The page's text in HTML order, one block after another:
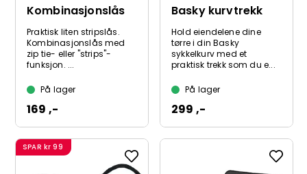
Kombinasjonslås
Praktisk liten stripslås.
Kombinasjonslås med
zip tie- eller "strips"-
funksjon. ...
På lager
169 ,-
Basky kurvtrekk
Hold eiendelene dine
tørre i din Basky
sykkelkurv med et
praktisk trekk som du e...
På lager
299 ,-
SPAR kr 99